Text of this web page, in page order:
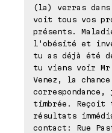
(la) verras dans
voit tous vos
présents.
l'obésité et
tu as déjà été
tu viens voir
Venez, la
correspondance,
timbrée. Reçoit
résultats
contact: Rue